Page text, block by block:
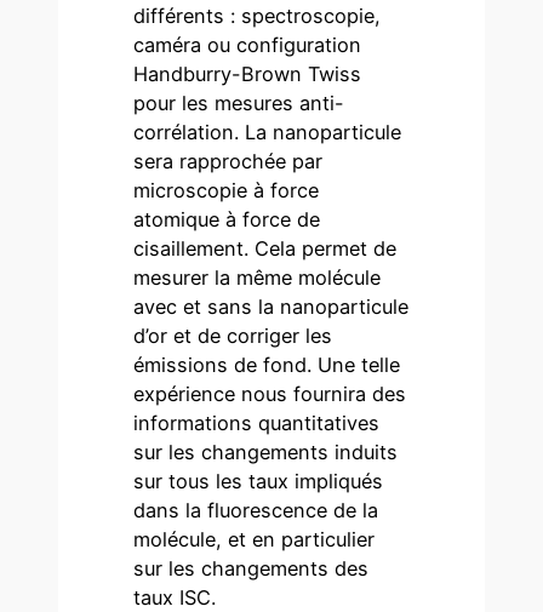
différents : spectroscopie,
caméra ou configuration
Handburry-Brown Twiss
pour les mesures anti-
corrélation. La nanoparticule
sera rapprochée par
microscopie à force
atomique à force de
cisaillement. Cela permet de
mesurer la même molécule
avec et sans la nanoparticule
d’or et de corriger les
émissions de fond. Une telle
expérience nous fournira des
informations quantitatives
sur les changements induits
sur tous les taux impliqués
dans la fluorescence de la
molécule, et en particulier
sur les changements des
taux ISC.